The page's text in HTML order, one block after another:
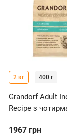
2 кг 400 г
Grandorf Adult
Recipe з
1967 грн